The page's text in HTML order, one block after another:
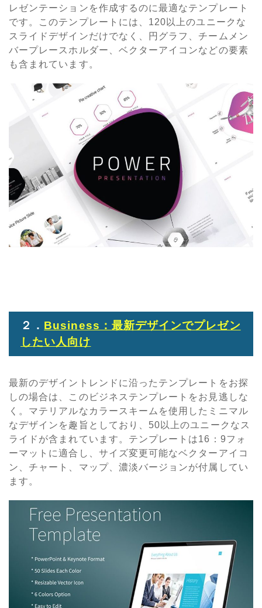
レゼンテーションを作成するのに最適なテンプレート
です。このテンプレートには、120以上のユニークな
スライドデザインだけでなく、円グラフ、チームメン
バープレースホルダー、ベクターアイコンなどの要素
も含まれています。
２． Business：最新デザインでプレゼン
したい人向け
最新のデザイントレンドに沿ったテンプレートをお探
しの場合は、このビジネステンプレートをお見逃しな
く。マテリアルなカラースキームを使用したミニマル
なデザインを趣旨としており、50以上のユニークなス
ライドが含まれています。テンプレートは16：9フォ
ーマットに適合し、サイズ変更可能なベクターアイコ
ン、チャート、マップ、濃淡バージョンが付属してい
ます。